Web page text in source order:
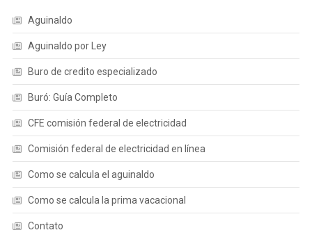
Aguinaldo
Aguinaldo por Ley
Buro de credito especializado
Buró: Guía Completo
CFE comisión federal de electricidad
Comisión federal de electricidad en línea
Como se calcula el aguinaldo
Como se calcula la prima vacacional
Contato